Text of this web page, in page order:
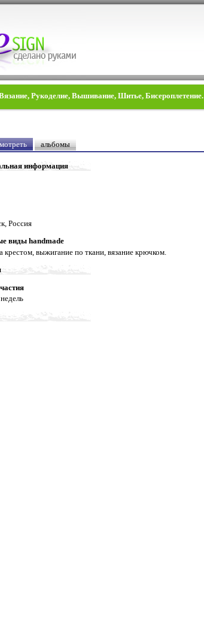
Рукоделие, Вышивание, Шитье, Бисероплетение.
альбомы
информация
Россия
виды handmade
выжигание по ткани, вязание крючком.